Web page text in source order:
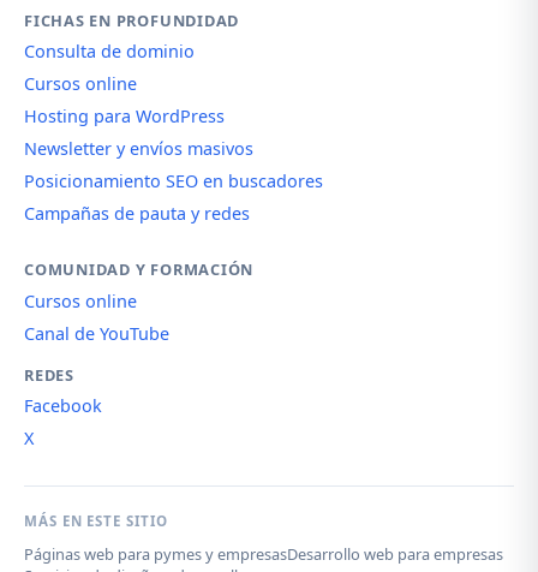
FICHAS EN PROFUNDIDAD
Consulta de dominio
Cursos online
Hosting para WordPress
Newsletter y envíos masivos
Posicionamiento SEO en buscadores
Campañas de pauta y redes
COMUNIDAD Y FORMACIÓN
Cursos online
Canal de YouTube
REDES
Facebook
X
MÁS EN ESTE SITIO
Páginas web para pymes y empresasDesarrollo web para empresas